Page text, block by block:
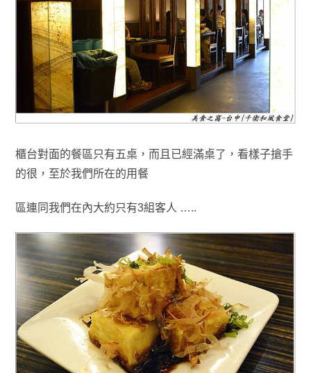
櫃台對面的餐區只有五桌，而且 已經滿桌了 ， 看樣子搶手
的很 ，至於我們所在的用餐
區連同我們在內大約只有3組客人 …..